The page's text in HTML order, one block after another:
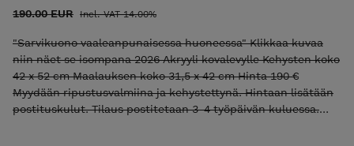
190.00 EUR Incl. VAT 14.00%
"Sarvikuono vaaleanpunaisessa huoneessa" Klikkaa kuvaa
niin näet se isompana 2026 Akryyli kovalevylle Kehysten koko
42 x 52 cm Maalauksen koko 31,5 x 42 cm Hinta 190 €
Myydään ripustusvalmiina ja kehystettynä. Hintaan lisätään
postituskulut. Tilaus postitetaan 3-4 työpäivän kuluessa.